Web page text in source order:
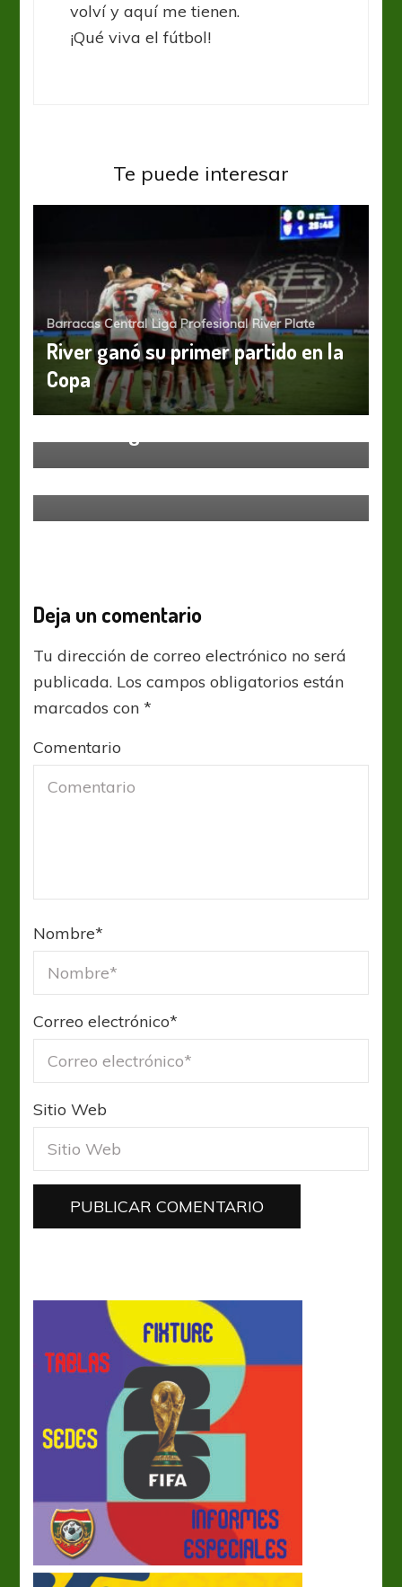
volví y aquí me tienen.
¡Qué viva el fútbol!
Te puede interesar
Barracas Central Liga Profesional River Plate
River ganó su primer partido en la
Copa
Copa Libertadores
“Vladigol” silenció el Monumental
Deja un comentario
Tu dirección de correo electrónico no será
publicada. Los campos obligatorios están
marcados con*
Comentario
Nombre*
Correo electrónico*
Sitio Web